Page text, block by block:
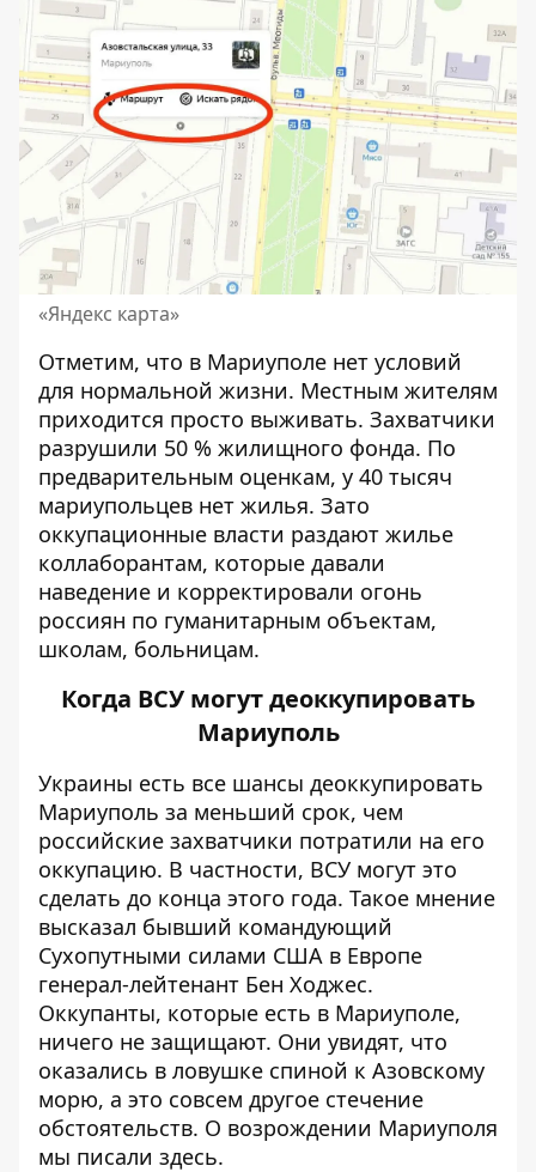
«Яндекс карта»
Отметим, что в Мариуполе нет условий
для нормальной жизни. Местным жителям
приходится просто выживать. Захватчики
разрушили 50 % жилищного фонда. По
предварительным оценкам, у 40 тысяч
мариупольцев нет жилья. Зато
оккупационные власти раздают жилье
коллаборантам, которые давали
наведение и корректировали огонь
россиян по гуманитарным объектам,
школам, больницам.
Когда ВСУ могут деоккупировать
Мариуполь
Украины есть все шансы деоккупировать
Мариуполь за меньший срок, чем
российские захватчики потратили на его
оккупацию. В частности, ВСУ могут это
сделать до конца этого года. Такое мнение
высказал бывший командующий
Сухопутными силами США в Европе
генерал-лейтенант Бен Ходжес.
Оккупанты, которые есть в Мариуполе,
ничего не защищают. Они увидят, что
оказались в ловушке спиной к Азовскому
морю, а это совсем другое стечение
обстоятельств. О возрождении Мариуполя
мы писали здесь.